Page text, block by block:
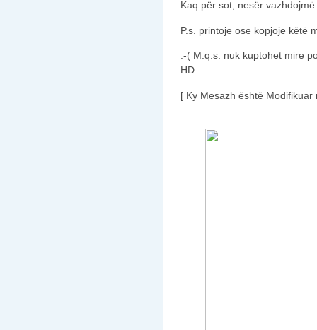
Kaq për sot, nesër
P.s. printoje ose kopjoje këtë
:-( M.q.s. nuk kuptohet mire
HD
[ Ky Mesazh është